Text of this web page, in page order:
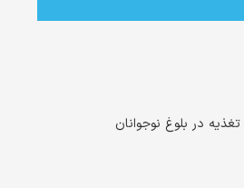
تغذیه در بلوغ نوجوانان